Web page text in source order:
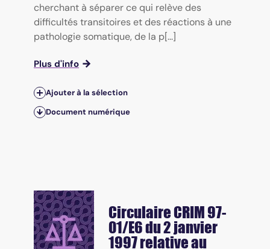
cherchant à séparer ce qui relève des
difficultés transitoires et des réactions à une
pathologie somatique, de la p[...]
Plus d'info
Ajouter à la sélection
Document numérique
Circulaire CRIM 97-
01/E6 du 2 janvier
1997 relative au